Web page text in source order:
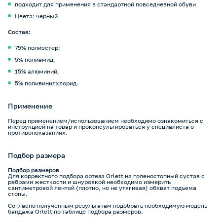
подходит для применения в стандартной повседневной обуви
Цвета: черный
Состав:
75% полиэстер;
5% полиамид,
15% алюминий,
5% поливинилхлорид.
Применение
Перед применением/использованием необходимо ознакомиться с
инструкцией на товар и проконсультироваться у специалиста о
противопоказаниях.
Подбор размера
Подбор размеров
Для корректного подбора ортеза Orlett на голеностопный сустав с
ребрами жесткости и шнуровкой необходимо измерить
сантиметровой лентой (плотно, но не утягивая) обхват подъема
стопы.
Согласно полученным результатам подобрать необходимую модель
бандажа Orlett по таблице подбора размеров.